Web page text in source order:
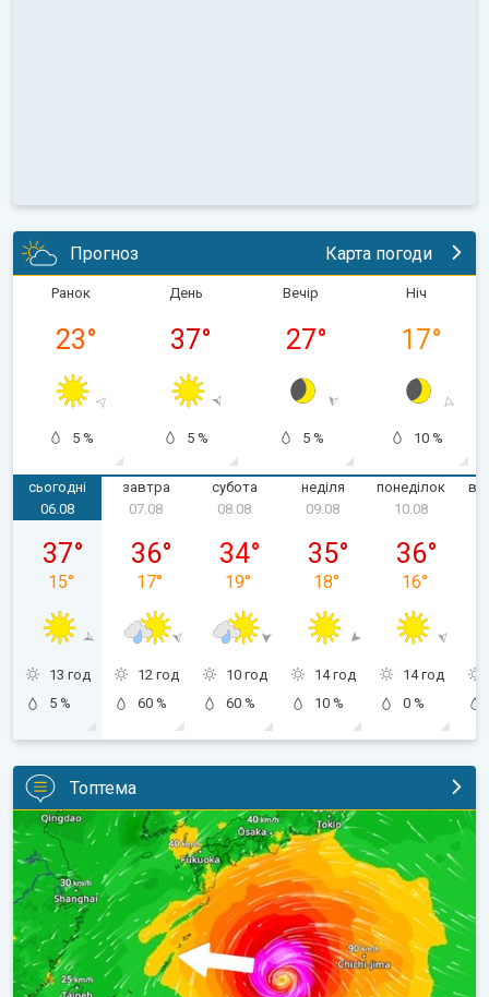
Прогноз Карта погоди
Ранок
23°
5 %
День
37°
5 %
Вечір
27°
5 %
Ніч
17°
10 %
сьогодні
четвер, 06.08
06.08
37°
15°
13 год
5 %
завтра
07.08
36°
17°
12 год
60 %
субота
08.08
34°
19°
10 год
60 %
неділя
09.08
35°
18°
14 год
10 %
понеділок
10.08
36°
16°
14 год
0 %
Топтема
Японія готується до тайфуну «DOLPHIN». Загроза зсувів. . .